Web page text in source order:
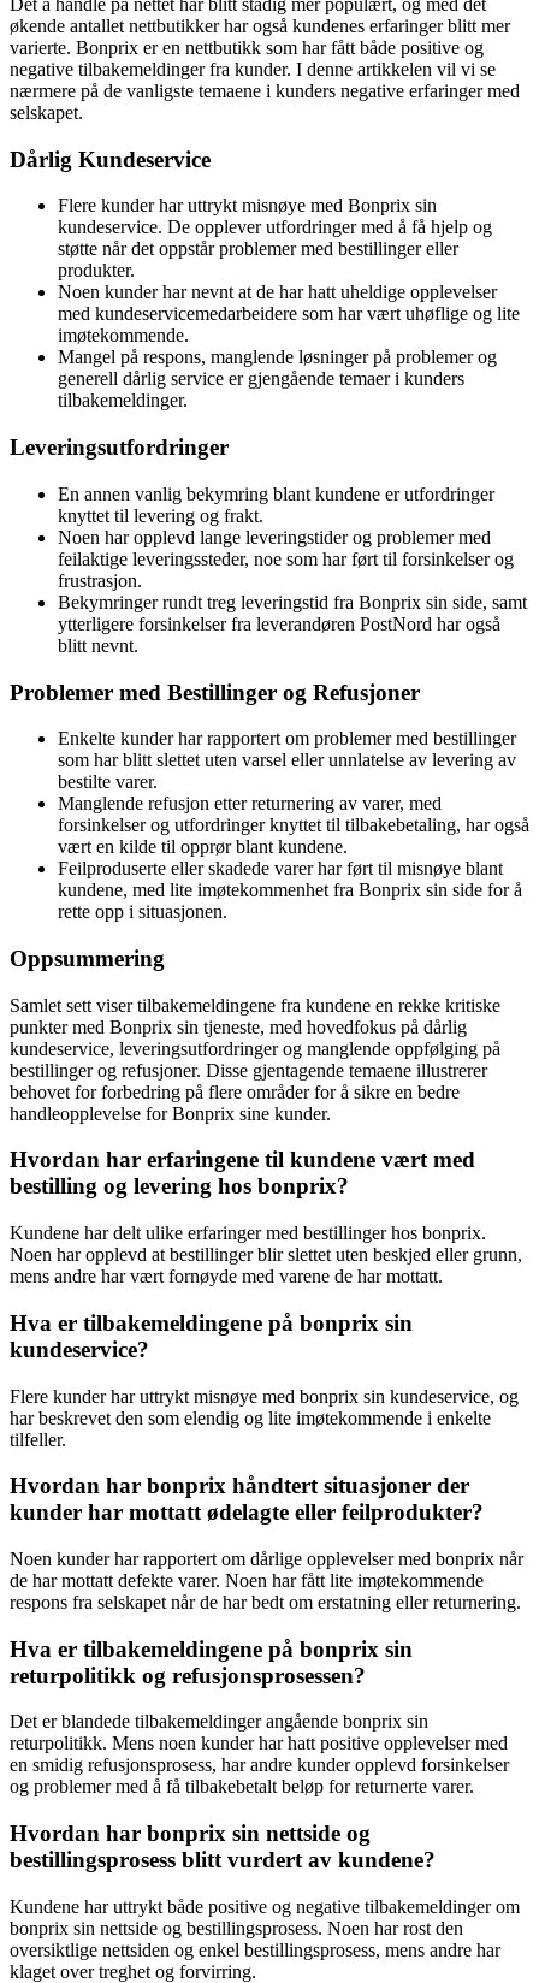
Det å handle på nettet har blitt stadig mer populært, og med det
økende antallet nettbutikker har også kundenes erfaringer blitt mer
varierte. Bonprix er en nettbutikk som har fått både positive og
negative tilbakemeldinger fra kunder. I denne artikkelen vil vi se
nærmere på de vanligste temaene i kunders negative erfaringer med
selskapet.
Dårlig Kundeservice
Flere kunder har uttrykt misnøye med Bonprix sin
kundeservice. De opplever utfordringer med å få hjelp og
støtte når det oppstår problemer med bestillinger eller
produkter.
Noen kunder har nevnt at de har hatt uheldige opplevelser
med kundeservicemedarbeidere som har vært uhøflige og lite
imøtekommende.
Mangel på respons, manglende løsninger på problemer og
generell dårlig service er gjengående temaer i kunders
tilbakemeldinger.
Leveringsutfordringer
En annen vanlig bekymring blant kundene er utfordringer
knyttet til levering og frakt.
Noen har opplevd lange leveringstider og problemer med
feilaktige leveringssteder, noe som har ført til forsinkelser og
frustrasjon.
Bekymringer rundt treg leveringstid fra Bonprix sin side, samt
ytterligere forsinkelser fra leverandøren PostNord har også
blitt nevnt.
Problemer med Bestillinger og Refusjoner
Enkelte kunder har rapportert om problemer med bestillinger
som har blitt slettet uten varsel eller unnlatelse av levering av
bestilte varer.
Manglende refusjon etter returnering av varer, med
forsinkelser og utfordringer knyttet til tilbakebetaling, har også
vært en kilde til opprør blant kundene.
Feilproduserte eller skadede varer har ført til misnøye blant
kundene, med lite imøtekommenhet fra Bonprix sin side for å
rette opp i situasjonen.
Oppsummering
Samlet sett viser tilbakemeldingene fra kundene en rekke kritiske
punkter med Bonprix sin tjeneste, med hovedfokus på dårlig
kundeservice, leveringsutfordringer og manglende oppfølging på
bestillinger og refusjoner. Disse gjentagende temaene illustrerer
behovet for forbedring på flere områder for å sikre en bedre
handleopplevelse for Bonprix sine kunder.
Hvordan har erfaringene til kundene vært med
bestilling og levering hos bonprix?
Kundene har delt ulike erfaringer med bestillinger hos bonprix.
Noen har opplevd at bestillinger blir slettet uten beskjed eller grunn,
mens andre har vært fornøyde med varene de har mottatt.
Hva er tilbakemeldingene på bonprix sin
kundeservice?
Flere kunder har uttrykt misnøye med bonprix sin kundeservice, og
har beskrevet den som elendig og lite imøtekommende i enkelte
tilfeller.
Hvordan har bonprix håndtert situasjoner der
kunder har mottatt ødelagte eller feilprodukter?
Noen kunder har rapportert om dårlige opplevelser med bonprix når
de har mottatt defekte varer. Noen har fått lite imøtekommende
respons fra selskapet når de har bedt om erstatning eller returnering.
Hva er tilbakemeldingene på bonprix sin
returpolitikk og refusjonsprosessen?
Det er blandede tilbakemeldinger angående bonprix sin
returpolitikk. Mens noen kunder har hatt positive opplevelser med
en smidig refusjonsprosess, har andre kunder opplevd forsinkelser
og problemer med å få tilbakebetalt beløp for returnerte varer.
Hvordan har bonprix sin nettside og
bestillingsprosess blitt vurdert av kundene?
Kundene har uttrykt både positive og negative tilbakemeldinger om
bonprix sin nettside og bestillingsprosess. Noen har rost den
oversiktlige nettsiden og enkel bestillingsprosess, mens andre har
klaget over treghet og forvirring.